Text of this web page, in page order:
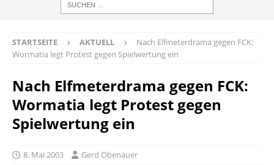
STARTSEITE AKTUELL
Nach Elfmeterdrama gegen FCK:
Wormatia legt Protest gegen Spielwertung ein
Nach Elfmeterdrama gegen FCK:
Wormatia legt Protest gegen
Spielwertung ein
8. Mai 2003 Gerd Obenauer